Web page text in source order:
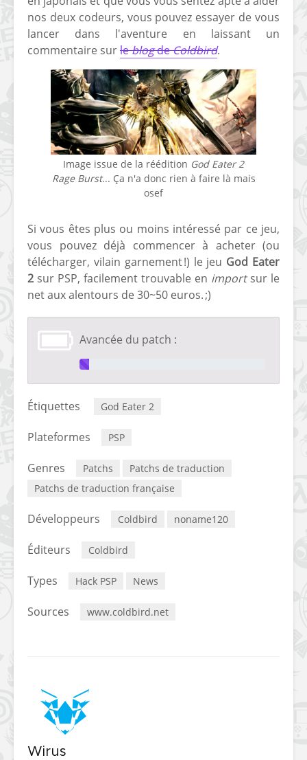
nos deux codeurs, vous pouvez essayer de vous
lancer dans l'aventure en laissant un
commentaire surleblogdeColdbird.
Image issue de la réédition God Eater 2
Rage Burst... Ça n'a donc rien à faire là mais
osef
Si vous êtes plus ou moins intéressé par ce jeu,
vous pouvez déjà commencer à acheter (ou
télécharger, vilain garnement !) le jeu God Eater
2 sur PSP, facilement trouvable en importsur le
net aux alentours de 30~50 euros. ;)
Avancée du patch :
Étiquettes God Eater 2
Plateformes PSP
Genres Patchs
Patchs de traduction
Patchs de traduction française
Développeurs Coldbird noname120
Éditeurs Coldbird
Types Hack PSP News
Sources www.coldbird.net
Wirus